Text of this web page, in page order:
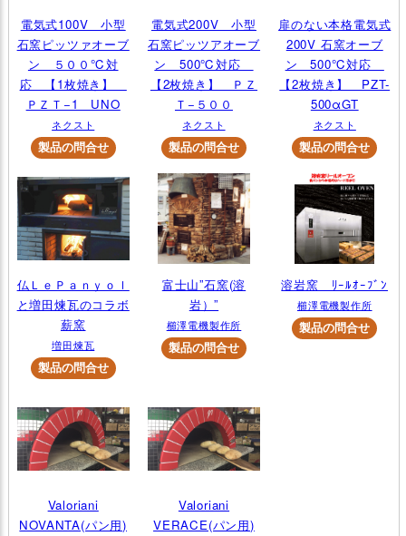
電気式100V 小型
石窯ピッツァオーブ
ン ５００℃対
応 【1枚焼き】
ＰＺＴ−1 UNO
ネクスト
電気式200V 小型
石窯ピッツアオーブ
ン 500℃対応
【2枚焼き】 ＰＺ
Ｔ−５００
ネクスト
扉のない本格電気式
200V 石窯オーブ
ン 500℃対応
【2枚焼き】 PZT-
500αGT
ネクスト
仏ＬｅＰａｎｙｏｌ
と増田煉瓦のコラボ
薪窯
増田煉瓦
富士山”石窯(溶
岩）”
櫛澤電機製作所
溶岩窯 ﾘｰﾙｵｰﾌﾞﾝ
櫛澤電機製作所
Valoriani
NOVANTA(パン用)
Valoriani
VERACE(パン用)